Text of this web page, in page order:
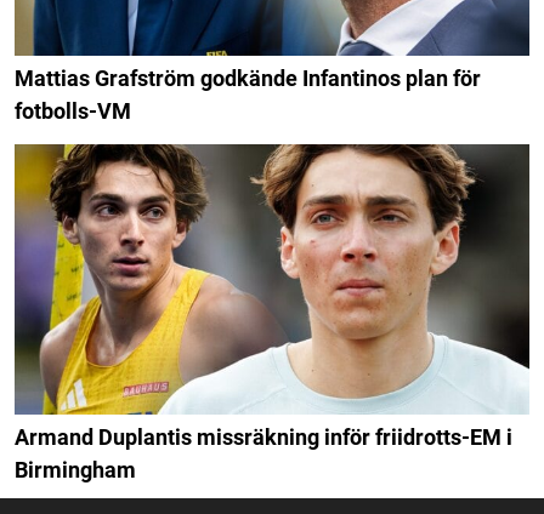
Mattias Grafström godkände Infantinos plan för
fotbolls-VM
Armand Duplantis missräkning inför friidrotts-EM i
Birmingham